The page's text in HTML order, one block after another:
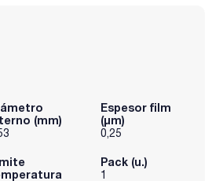
(mm)
Espesor film
(µm)
0,25
Pack (u.)
1